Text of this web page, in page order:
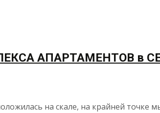
АПАРТАМЕНТОВ в
на скале, на крайней точке